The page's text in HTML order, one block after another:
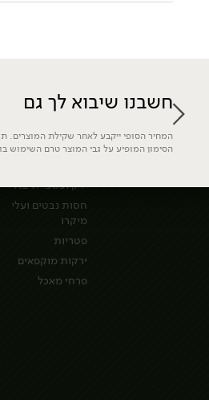
חשבנו שיבוא לך גם
המחיר הסופי ייקבע לאחר שקילת המוצרים.
הסימון המופיע על גבי המוצר טרם השימוש
ירקות
ירק ועשבי תיבול
חסות נבטים ועלי
מיקרו
פטריות
ירקות מוקפאים
פרחי מאכל